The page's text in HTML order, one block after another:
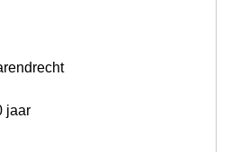
jaar